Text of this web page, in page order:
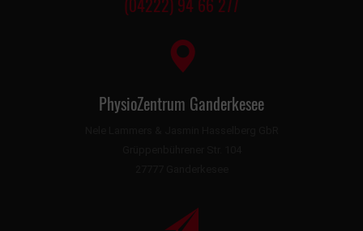
(04222) 94 66 277
PhysioZentrum Ganderkesee